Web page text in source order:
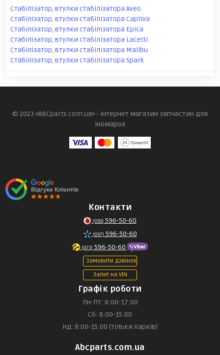
Стабілізатор, втулки стабілізатора Aveo
Стабілізатор, втулки стабілізатора Captiva
Стабілізатор, втулки стабілізатора Epica
Стабілізатор, втулки стабілізатора Lacetti
Стабілізатор, втулки стабілізатора Malibu
Стабілізатор, втулки стабілізатора Spark
© 2023 «ABCparts.com.ua» - інтернет магазин запчастин для
іномарок
Контакти
(095) 596-50-60
(097) 596-50-60
(073) 596-50-60
Замовити дзвінок
Запит на VIN
Графік роботи
Пн-Пт: 8:00-17:00
Сб: 8:00-15:00
Нд: 8:00-15:00 (тільки Харків)
Abcparts.com.ua